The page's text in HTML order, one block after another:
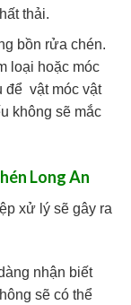
thải.
bồn rửa chén.
loại hoặc móc
để vật móc vật
không sẽ mắc
Long An
xử lý sẽ gây ra
nhận biết
sẽ có thể